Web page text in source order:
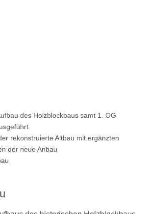
des Holzblockbaus samt 1. OG
rekonstruierte Altbau mit ergänzten
der neue Anbau